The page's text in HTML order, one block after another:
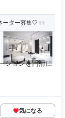
ーター募集🤍
ションを円滑に
気になる